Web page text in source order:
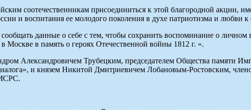
соотечественникам присоединиться к этой благородной акции,
и воспитания ее молодого поколения в духе патриотизма и любви к
данные о себе с тем, чтобы сохранить воспоминание о личном
Москве в память о героях Отечественной войны 1812 г. «.
Александровичем Трубецким, председателем Общества памяти
и князем Никитой Дмитриевичем Лобановым-Ростовским,